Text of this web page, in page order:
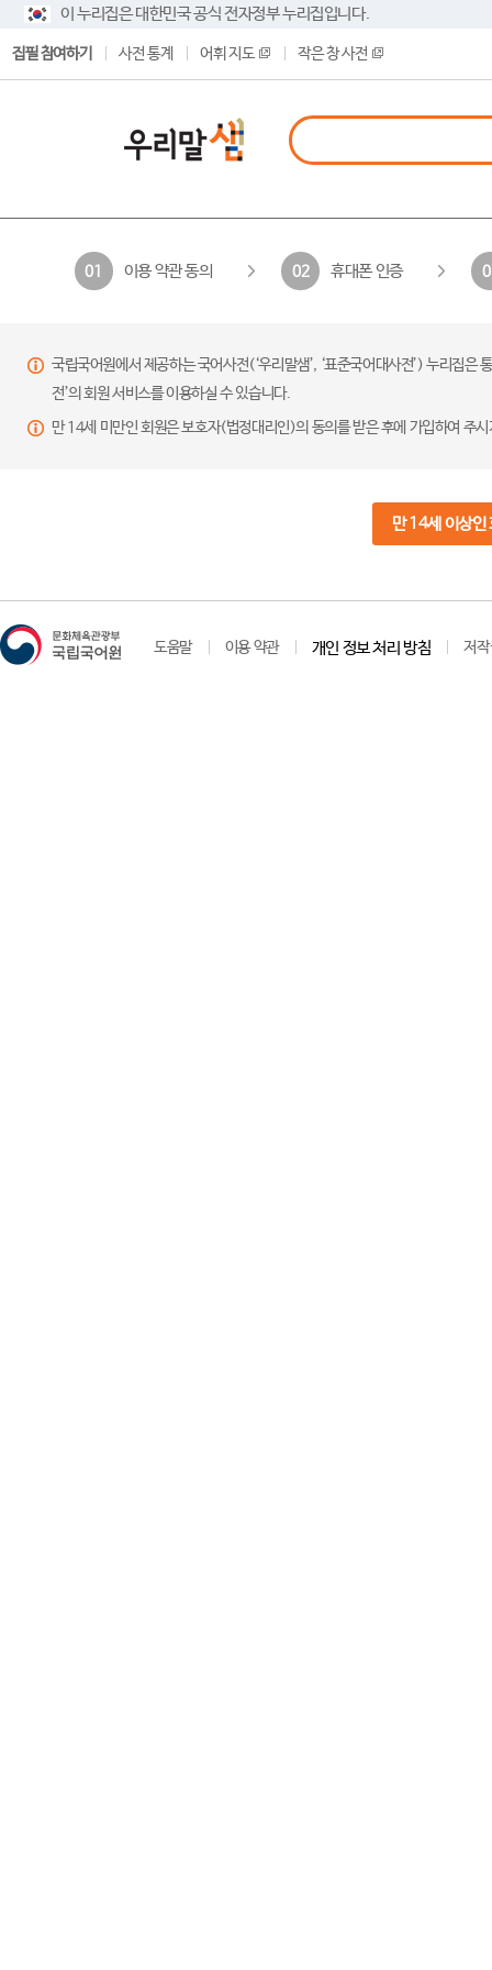
이 누리집은 대한민국 공식 전자정부 누리집입니다.
집필 참여하기 사전 통계 어휘 지도 작은 창 사전
01 이용 약관 동의 02 휴대폰 인증
국립국어원에서 제공하는 국어사전(‘우리말샘’, ‘표준국어대사전’) 누리집
전’의 회원 서비스를 이용하실 수 있습니다.
만 14세 미만인 회원은 보호자(법정대리인)의 동의를 받은 후에 가입하여 주
만 14세 이상인
도움말 이용 약관 개인 정보 처리 방침 저